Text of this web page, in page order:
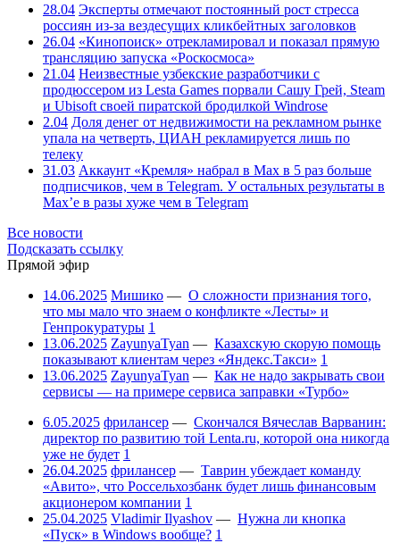
28.04 Эксперты отмечают постоянный рост стресса
россиян из-за вездесущих кликбейтных заголовков
26.04 «Кинопоиск» отрекламировал и показал прямую
трансляцию запуска «Роскосмоса»
21.04 Неизвестные узбекские разработчики с
продюссером из Lesta Games порвали Сашу Грей, Steam
и Ubisoft своей пиратской бродилкой Windrose
2.04 Доля денег от недвижимости на рекламном рынке
упала на четверть, ЦИАН рекламируется лишь по
телеку
31.03 Аккаунт «Кремля» набрал в Max в 5 раз больше
подписчиков, чем в Telegram. У остальных результаты в
Max’е в разы хуже чем в Telegram
Все новости
Подсказать ссылку
Прямой эфир
14.06.2025 Мишико — О сложности признания того,
что мы мало что знаем о конфликте «Лесты» и
Генпрокуратуры 1
13.06.2025 ZayunyaTyan — Казахскую скорую помощь
показывают клиентам через «Яндекс.Такси» 1
13.06.2025 ZayunyaTyan — Как не надо закрывать свои
сервисы — на примере сервиса заправки «Турбо»
6.05.2025 фрилансер — Скончался Вячеслав Варванин:
директор по развитию той Lenta.ru, которой она никогда
уже не будет 1
26.04.2025 фрилансер — Таврин убеждает команду
«Авито», что Россельхозбанк будет лишь финансовым
акционером компании 1
25.04.2025 Vladimir Ilyashov — Нужна ли кнопка
«Пуск» в Windows вообще? 1